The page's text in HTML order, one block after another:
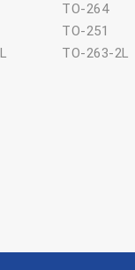
TO-264
TO-251
TO-263-2L